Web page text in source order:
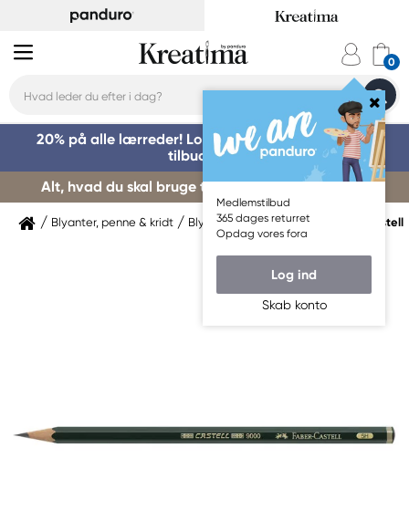
Medlemstilbud
365 dages returret
Opdag vores fora
Log ind
Skab konto
20% på alle lærreder! Log på for at benytte dig af
tilbuddet »
Alt, hvad du skal bruge til kursusstart – køb her »
Blyanter, penne & kridt Blyanter & grafitpenne Faber-Castell